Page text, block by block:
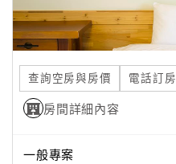
訂
單
管
理
查詢空房與房價 電話訂房
房間詳細內容
一般專案